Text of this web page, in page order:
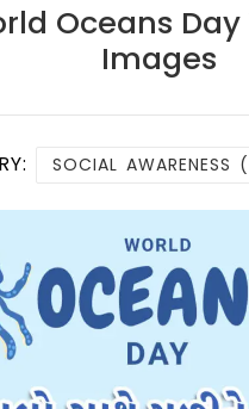
Oceans
Images
SOCIAL AWARENESS